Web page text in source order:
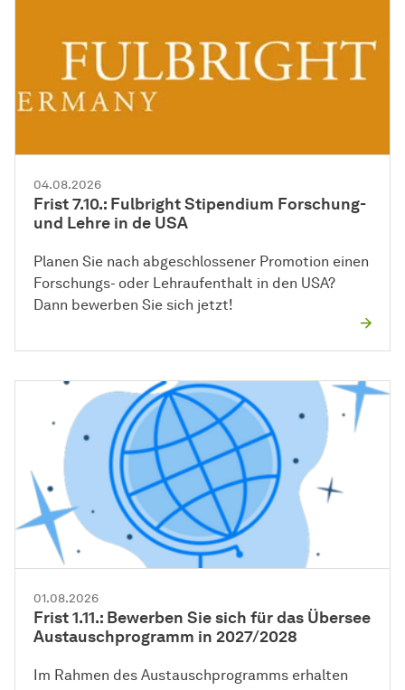
04.08.2026
Frist 7.10.: Fulbright Stipendium Forschung-
und Lehre in de USA
Planen Sie nach abgeschlossener Promotion einen
Forschungs- oder Lehraufenthalt in den USA?
Dann bewerben Sie sich jetzt!
01.08.2026
Frist 1.11.: Bewerben Sie sich für das Übersee
Austauschprogramm in 2027/2028
Im Rahmen des Austauschprogramms erhalten